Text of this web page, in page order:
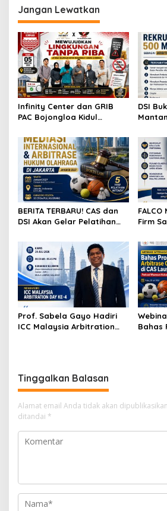
Jangan Lewatkan
Infinity Center dan GRIB
PAC Bojongloa Kidul
Wujudkan Lingkungan
Tanpa Riba
DSI
BERITA TERBARU! CAS dan
DSI Akan Gelar Pelatihan
Arbitrase Hukum Olahraga
di Jakarta
Firm
Sama
Prof. Sabela Gayo Hadiri
ICC Malaysia Arbitration
Bahas
Tinggalkan Balasan
Alamat email Anda tidak akan
ditandai *